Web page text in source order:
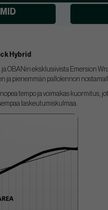
Hybrid
OBANin eksklusiivista Emersion
ja pienemmän pallolennon
tempo ja voimakas kuormitus,
laskeutumiskulmaa.